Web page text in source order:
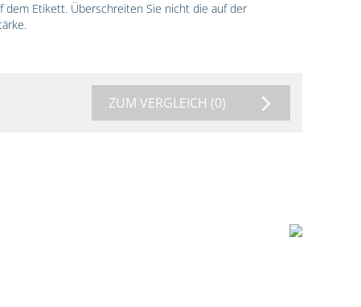
Etikett. Überschreiten Sie nicht die auf der
ZUM VERGLEICH (0)